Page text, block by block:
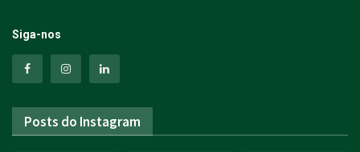
Siga-nos
Posts do Instagram